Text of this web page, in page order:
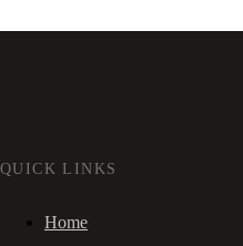
QUICK LINKS
Home